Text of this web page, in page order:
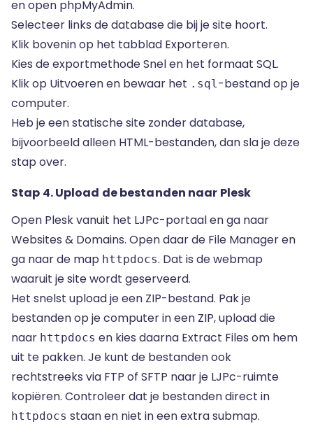
en open phpMyAdmin.
Selecteer links de database die bij je site hoort.
Klik bovenin op het tabblad Exporteren.
Kies de exportmethode Snel en het formaat SQL.
Klik op Uitvoeren en bewaar het .sql-bestand op je
computer.
Heb je een statische site zonder database,
bijvoorbeeld alleen HTML-bestanden, dan sla je deze
stap over.
Stap 4. Upload de bestanden naar Plesk
Open Plesk vanuit het LJPc-portaal en ga naar
Websites & Domains. Open daar de File Manager en
ga naar de map httpdocs. Dat is de webmap
waaruit je site wordt geserveerd.
Het snelst upload je een ZIP-bestand. Pak je
bestanden op je computer in een ZIP, upload die
naar httpdocs en kies daarna Extract Files om hem
uit te pakken. Je kunt de bestanden ook
rechtstreeks via FTP of SFTP naar je LJPc-ruimte
kopiëren. Controleer dat je bestanden direct in
httpdocs staan en niet in een extra submap.